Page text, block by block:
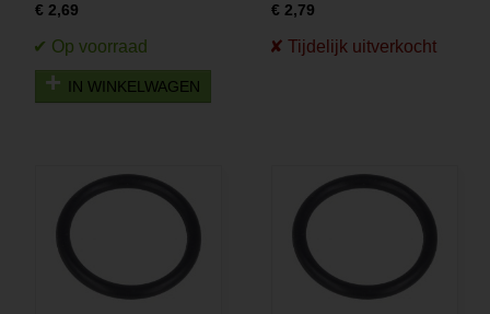
€ 2,69
IN WINKELWAGEN
€ 2,79